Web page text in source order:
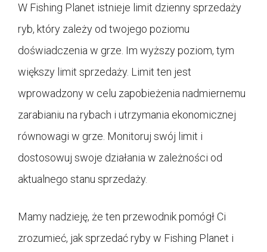
W Fishing Planet istnieje limit dzienny sprzedaży
ryb, który zależy od twojego poziomu
doświadczenia w grze. Im wyższy poziom, tym
większy limit sprzedaży. Limit ten jest
wprowadzony w celu zapobieżenia nadmiernemu
zarabianiu na rybach i utrzymania ekonomicznej
równowagi w grze. Monitoruj swój limit i
dostosowuj swoje działania w zależności od
aktualnego stanu sprzedaży.
Mamy nadzieję, że ten przewodnik pomógł Ci
zrozumieć, jak sprzedać ryby w Fishing Planet i